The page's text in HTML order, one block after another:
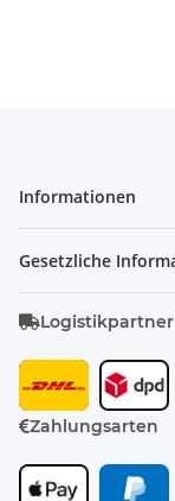
Informationen
Gesetzliche
Logistikpartner
Zahlungsarten